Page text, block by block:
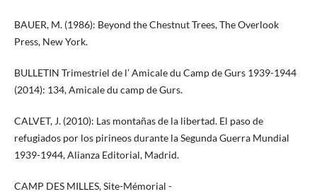
BAUER, M. (1986): Beyond the Chestnut Trees, The Overlook
Press, New York.
BULLETIN Trimestriel de l’ Amicale du Camp de Gurs 1939-1944
(2014): 134, Amicale du camp de Gurs.
CALVET, J. (2010): Las montañas de la libertad. El paso de
refugiados por los pirineos durante la Segunda Guerra Mundial
1939-1944, Alianza Editorial, Madrid.
CAMP DES MILLES, Site-Mémorial -